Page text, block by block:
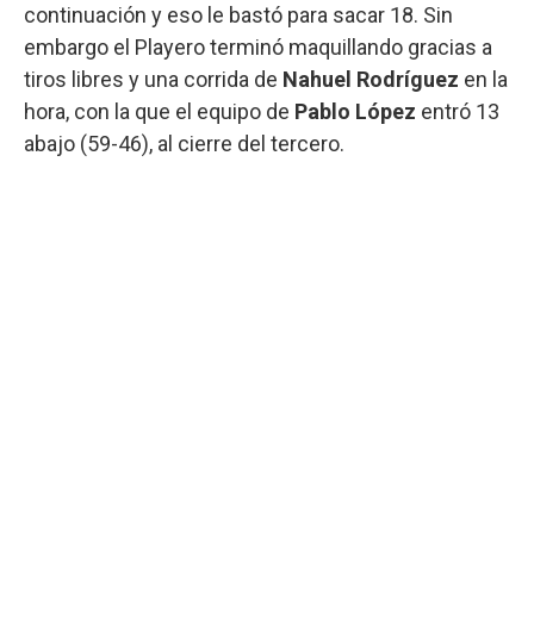
continuación y eso le bastó para sacar 18. Sin
embargo el Playero terminó maquillando gracias a
tiros libres y una corrida de Nahuel Rodríguez en la
hora, con la que el equipo de Pablo López entró 13
abajo (59-46), al cierre del tercero.